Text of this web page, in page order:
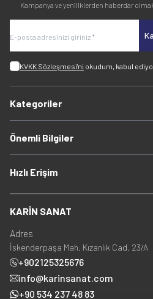
Kampanya ve yeniliklerden haberdar
KVKK Sözleşmesi'ni okudum, kabul
Kategoriler
Önemli Bilgiler
Hızlı Erişim
KARİN SANAT
Adres
İskenderpaşa Mah. Kızanlık Cad. 23/A
+902125325676
info@karinsanat.com
+90 534 237 48 83